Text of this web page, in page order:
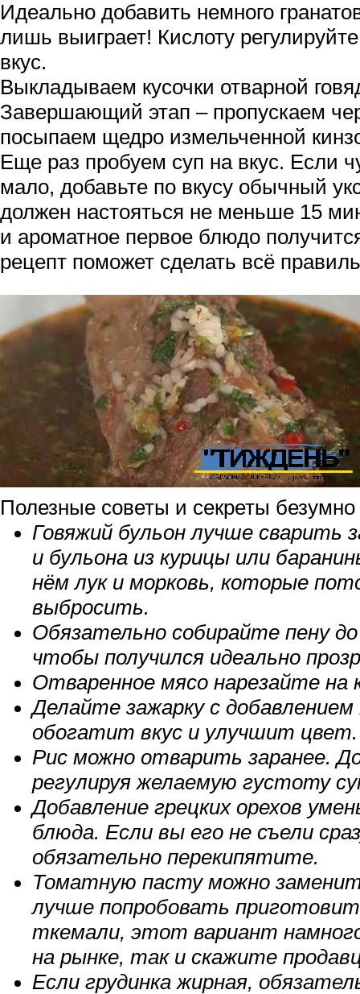
Идеально добавить немного
лишь выиграет! Кислоту
вкус.
Выкладываем кусочки отварной
Завершающий этап – пропускаем
посыпаем щедро измельченной
Еще раз пробуем суп на вкус. Если
мало, добавьте по вкусу обычный
должен настояться не меньше 15
и ароматное первое блюдо
рецепт поможет сделать всё
Полезные советы и секреты безумно
Говяжий бульон лучше сварить
и бульона из курицы или
нём лук и морковь, которые
выбросить.
Обязательно собирайте пену
чтобы получился идеально
Отваренное мясо нарезайте на
Делайте зажарку с добавлением
обогатит вкус и улучшит цвет.
Рис можно отварить заранее.
регулируя желаемую густоту
Добавление грецких орехов
блюда. Если вы его не съели
обязательно перекипятите.
Томатную пасту можно
лучше попробовать
ткемали, этот вариант
на рынке, так и скажите
Если грудинка жирная,